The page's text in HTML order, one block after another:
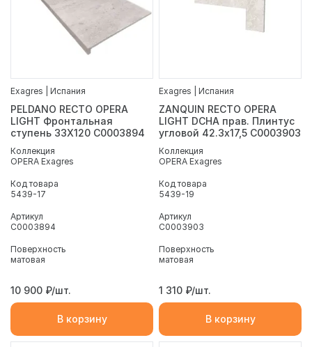
Exagres | Испания
PELDANO RECTO OPERA
LIGHT Фронтальная
ступень 33X120 С0003894
Коллекция
OPERA Exagres
Код товара
5439-17
Артикул
С0003894
Поверхность
матовая
10 900 ₽/шт.
В корзину
Exagres | Испания
ZANQUIN RECTO OPERA
LIGHT DCHA прав. Плинтус
угловой 42.3х17,5 С0003903
Коллекция
OPERA Exagres
Код товара
5439-19
Артикул
С0003903
Поверхность
матовая
1 310 ₽/шт.
В корзину